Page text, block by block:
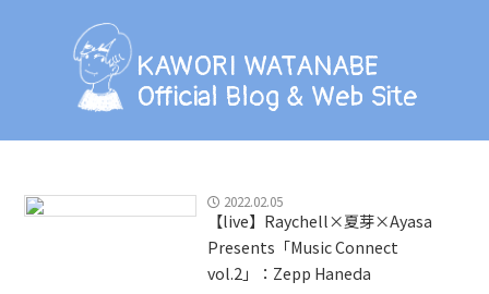
KAWORI WATANABE
Official Blog & Web Site
KAWORI WATANABE
Official Blog & Web Site
BLOG
SCHEDULE
PHOTO
2022.02.05
【live】Raychell×夏芽×Ayasa
Presents「Music Connect
vol.2」：Zepp Haneda